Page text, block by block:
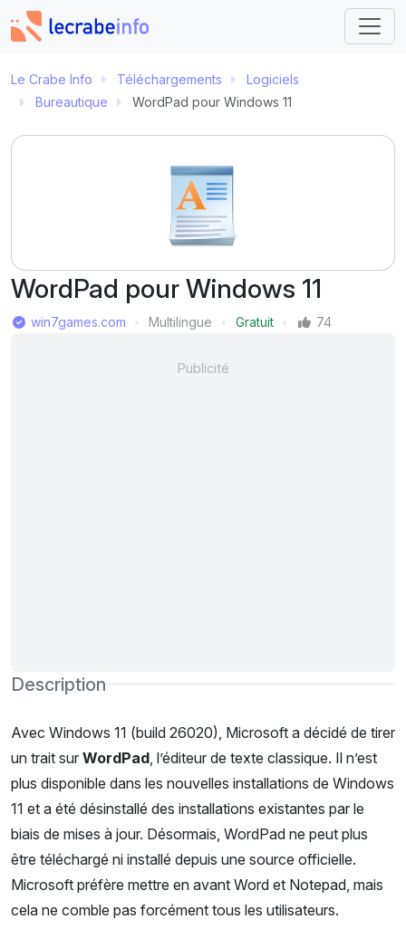
Le Crabe Info Téléchargements
Logiciels
Bureautique
WordPad pour Windows 11
WordPad pour Windows 11
Éditeur
win7games.com
Multilingue
Gratuit
74
Description
Avec Windows 11 (build 26020), Microsoft a décidé de tirer
un trait sur WordPad, l’éditeur de texte classique. Il n’est
plus disponible dans les nouvelles installations de Windows
11 et a été désinstallé des installations existantes par le
biais de mises à jour. Désormais, WordPad ne peut plus
être téléchargé ni installé depuis une source officielle.
Microsoft préfère mettre en avant Word et Notepad, mais
cela ne comble pas forcément tous les utilisateurs.